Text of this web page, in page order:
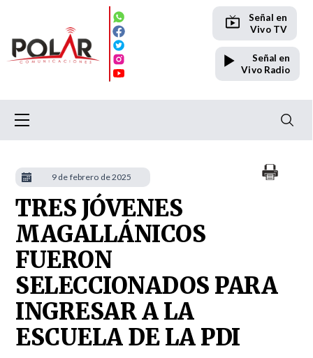
Señal en
Vivo TV
Señal en
Vivo Radio
TRES JÓVENES
MAGALLÁNICOS
FUERON
SELECCIONADOS PARA
INGRESAR A LA
ESCUELA DE LA PDI
9 de febrero de 2025